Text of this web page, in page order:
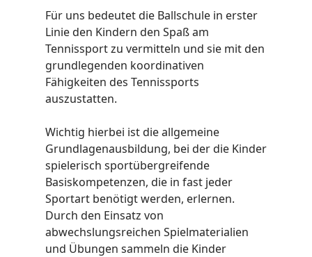
Für uns bedeutet die Ballschule in erster
Linie den Kindern den Spaß am
Tennissport zu vermitteln und sie mit den
grundlegenden koordinativen
Fähigkeiten des Tennissports
auszustatten.
Wichtig hierbei ist die allgemeine
Grundlagenausbildung, bei der die Kinder
spielerisch sportübergreifende
Basiskompetenzen, die in fast jeder
Sportart benötigt werden, erlernen.
Durch den Einsatz von
abwechslungsreichen Spielmaterialien
und Übungen sammeln die Kinder